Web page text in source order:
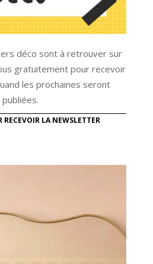
déco sont à retrouver sur
gratuitement pour recevoir
les prochaines seront
publiées.
RECEVOIR LA NEWSLETTER